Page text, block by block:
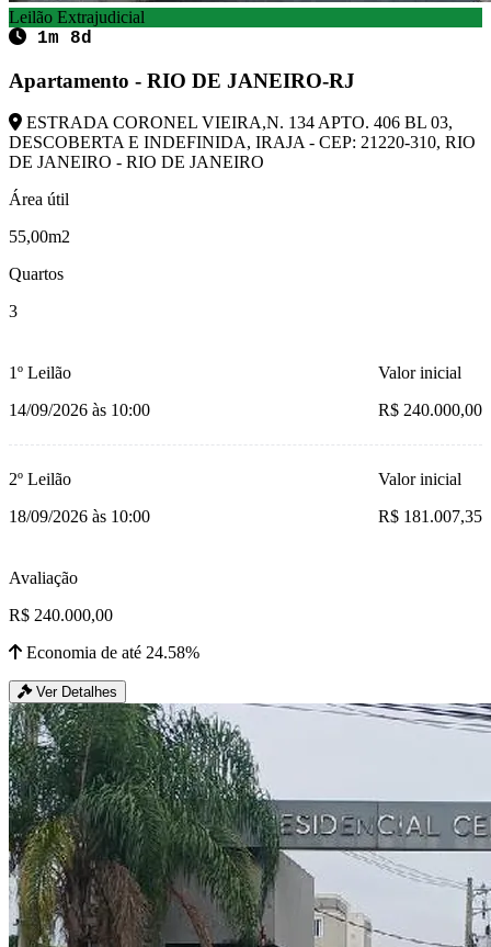
Leilão Extrajudicial
1m 8d
Apartamento - RIO DE JANEIRO-RJ
ESTRADA CORONEL VIEIRA,N. 134 APTO. 406 BL 03,
DESCOBERTA E INDEFINIDA, IRAJA - CEP: 21220-310, RIO
DE JANEIRO - RIO DE JANEIRO
Área útil
55,00m2
Quartos
3
1º Leilão
14/09/2026 às 10:00
Valor inicial
R$ 240.000,00
2º Leilão
18/09/2026 às 10:00
Valor inicial
R$ 181.007,35
Avaliação
R$ 240.000,00
Economia de até 24.58%
Ver Detalhes